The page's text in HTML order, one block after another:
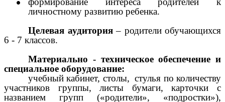
личностному развитию ребенка.
Целевая аудитория– родители обучающихся
6 - 7 классов.
Материально - техническое обеспечение и
специальное оборудование:
учебный кабинет, столы, стулья по количеству
участников группы, листы бумаги, карточки с
названием групп («родители», «подростки»),